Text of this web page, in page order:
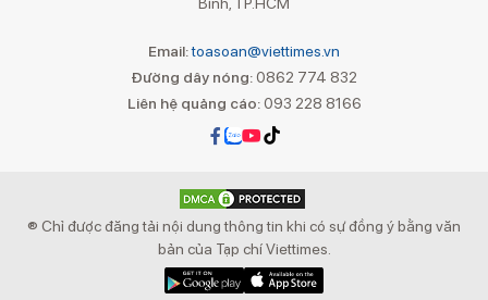
Email:toasoan@viettimes.vn
Đường dây nóng: 0862 774 832
Liên hệ quảng cáo:093 228 8166
® Chỉ được đăng tải nội dung thông tin khi có sự đồng ý bằng văn
bản của Tạp chí Viettimes.